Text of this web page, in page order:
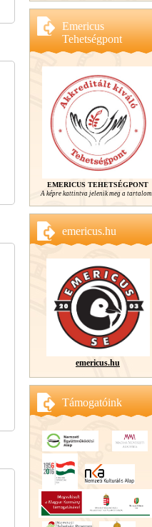
Emericus
Tehetségpont
EMERICUS TEHETSÉGPONT
A képre kattintva jelenik meg a tartalom.
emericus.hu
emericus.hu
Támogatóink